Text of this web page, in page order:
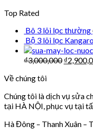
Top Rated
Bô 3 lõi lọc thường
Bộ 3 lõi lọc
₫3,000,000 ₫
Về chúng tôi
Chúng tôi là dịch vụ sửa
tại HÀ NỘI, phục vụ tại
Hà Đông – Thanh Xuân –